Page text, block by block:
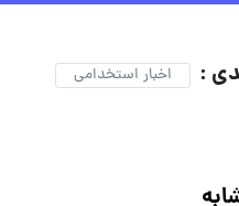
: اخبار استخدامی